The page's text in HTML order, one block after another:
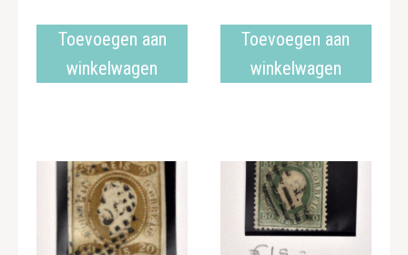
Toevoegen aan
winkelwagen
Toevoegen aan
winkelwagen